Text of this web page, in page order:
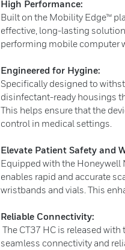
High Performance:
Built on the Mobility Edge™
effective, long-lasting
performing mobile computer
Engineered for Hygine:
Specifically designed to
disinfectant-ready housings
This helps ensure that the
control in medical settings.
Elevate Patient Safety and
Equipped with the Honeywell
enables rapid and accurate
wristbands and vials. This
Reliable Connectivity:
The CT37 HC is released
seamless connectivity and